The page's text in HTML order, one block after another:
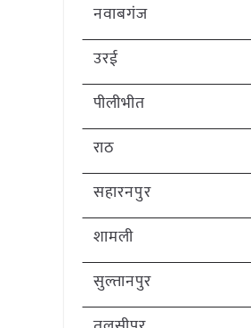
नवाबगंज
उरई
पीलीभीत
राठ
सहारनपुर
शामली
सुल्तानपुर